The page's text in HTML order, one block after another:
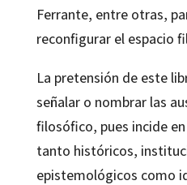
Ferrante, entre otras,
reconfigurar el espacio
La pretensión de este
señalar o nombrar las
filosófico, pues incide
tanto históricos,
epistemológicos como